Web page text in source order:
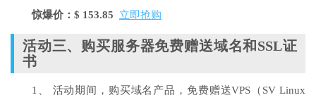
惊爆价：$ 153.85 立即抢购
活动三、购买服务器免费赠送域名和SSL证
书
1、 活动期间，购买域名产品，免费赠送VPS（SV Linux